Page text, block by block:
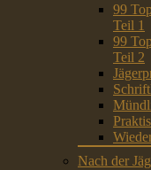
99
Teil 1
99
Teil 2
Nach der